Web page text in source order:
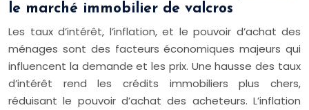
le marché immobilier de valcros
Les taux d’intérêt, l’inflation, et le pouvoir d’achat des
ménages sont des facteurs économiques majeurs qui
influencent la demande et les prix. Une hausse des taux
d’intérêt rend les crédits immobiliers plus chers,
réduisant le pouvoir d’achat des acheteurs. L’inflation